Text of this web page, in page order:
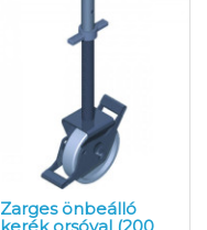
Zarges önbeálló